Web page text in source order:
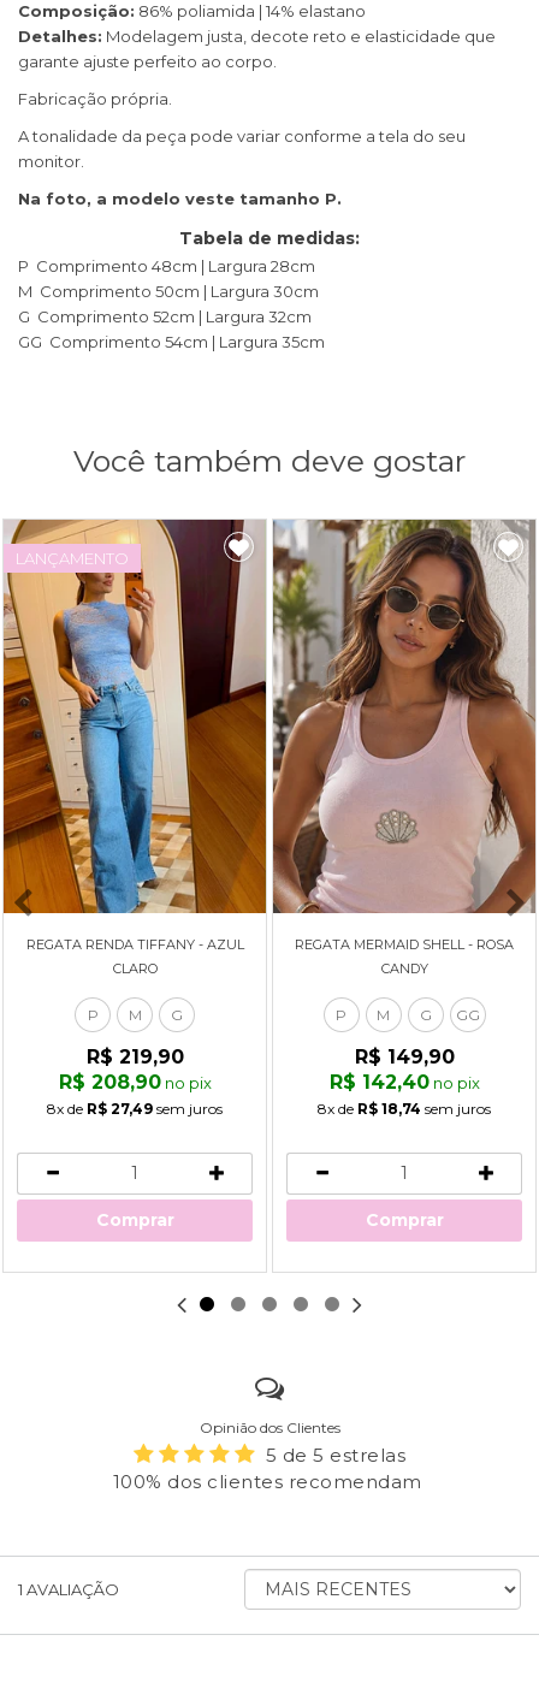
Composição: 86% poliamida | 14% elastano
Detalhes: Modelagem justa, decote reto e elasticidade que
garante ajuste perfeito ao corpo.
Fabricação própria.
A tonalidade da peça pode variar conforme a tela do seu
monitor.
Na foto, a modelo veste tamanho P.
Tabela de medidas:
P Comprimento 48cm | Largura 28cm
M Comprimento 50cm | Largura 30cm
G Comprimento 52cm | Largura 32cm
GG Comprimento 54cm | Largura 35cm
Você também deve gostar
LANÇAMENTO
REGATA RENDA TIFFANY - AZUL
CLARO
P M G
R$ 219,90
R$ 208,90 no pix
8x de R$ 27,49 sem juros
Comprar
REGATA MERMAID SHELL - ROSA
CANDY
P M G GG
R$ 149,90
R$ 142,40 no pix
8x de R$ 18,74 sem juros
Comprar
Opinião dos Clientes
5 de 5 estrelas
100% dos clientes recomendam
1 AVALIAÇÃO
ORDENAR
AVALIAÇÕES